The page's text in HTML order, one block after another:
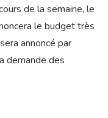
de la semaine, le
le budget très
annoncé par
demande des